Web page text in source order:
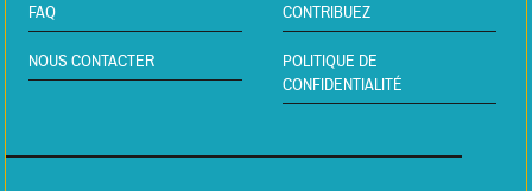
FAQ CONTRIBUEZ
NOUS CONTACTER
POLITIQUE DE
CONFIDENTIALITÉ